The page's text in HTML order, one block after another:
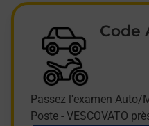
Code
Passez l'examen Auto/
Poste - VESCOVATO